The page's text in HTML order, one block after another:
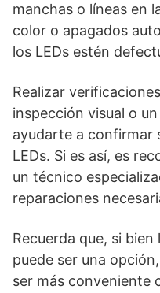
manchas o líneas en
color o apagados
los LEDs estén
Realizar
inspección visual o
ayudarte a confirmar
LEDs. Si es así, es
un técnico
reparaciones
Recuerda que, si
puede ser una
ser más conveniente